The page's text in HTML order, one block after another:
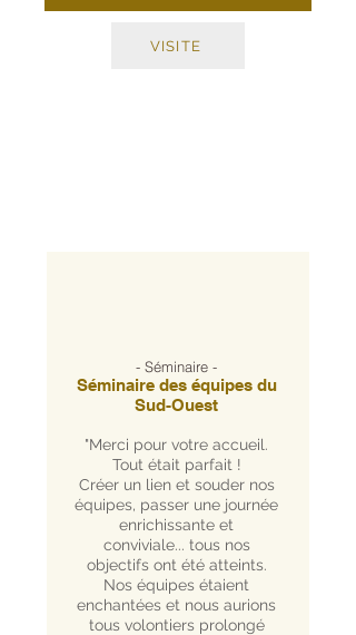
VISITE
- Séminaire -
Séminaire des équipes du
Sud-Ouest
"Merci pour votre accueil.
Tout était parfait !
Créer un lien et souder nos
équipes, passer une journée
enrichissante et
conviviale... tous nos
objectifs ont été atteints.
Nos équipes étaient
enchantées et nous aurions
tous volontiers prolongé